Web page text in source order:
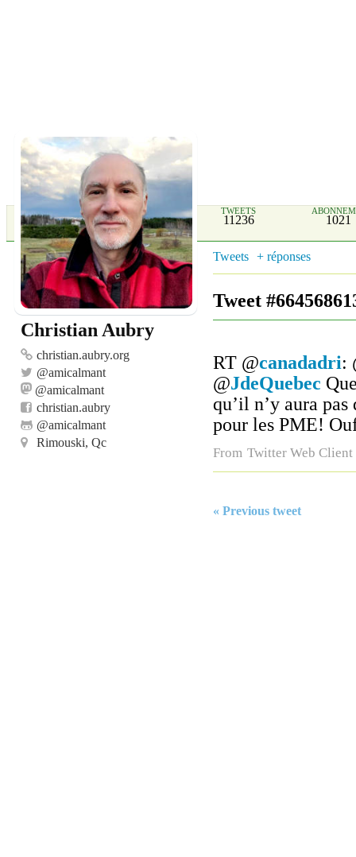
TWEETS
11236 1021
Christian Aubry
christian.aubry.org
@amicalmant
@amicalmant
christian.aubry
@amicalmant
Rimouski, Qc
Tweets + réponses
Tweet
RT @canadadri:
@JdeQuebec
qu’il n’y aura pas
pour les PME!
From Twitter Web Client
« Previous tweet